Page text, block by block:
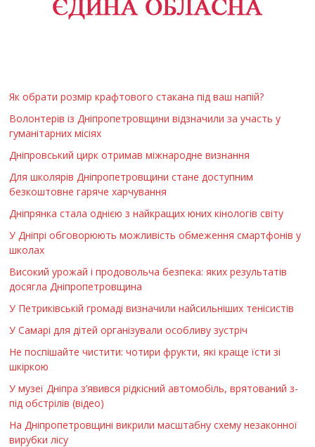
Як обрати розмір крафтового стакана під ваш напій?
Волонтерів із Дніпропетровщини відзначили за участь у
гуманітарних місіях
Дніпровський цирк отримав міжнародне визнання
Для школярів Дніпропетровщини стане доступним
безкоштовне гаряче харчування
Дніпрянка стала однією з найкращих юних кінологів світу
У Дніпрі обговорюють можливість обмеження смартфонів у
школах
Високий урожай і продовольча безпека: яких результатів
досягла Дніпропетровщина
У Петриківській громаді визначили найсильніших тенісистів
У Самарі для дітей організували особливу зустріч
Не поспішайте чистити: чотири фрукти, які краще їсти зі
шкіркою
У музеї Дніпра з’явився рідкісний автомобіль, врятований з-
під обстрілів (відео)
На Дніпропетровщині викрили масштабну схему незаконної
вирубки лісу